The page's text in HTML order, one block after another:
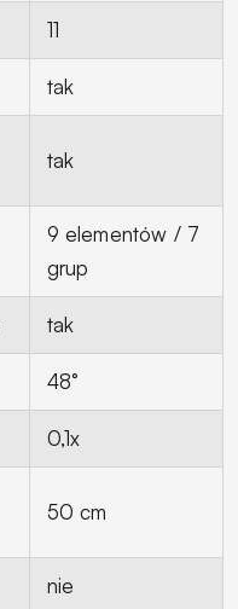
11
tak
tak
9 elementów / 7
grup
tak
48°
0,1x
50 cm
nie